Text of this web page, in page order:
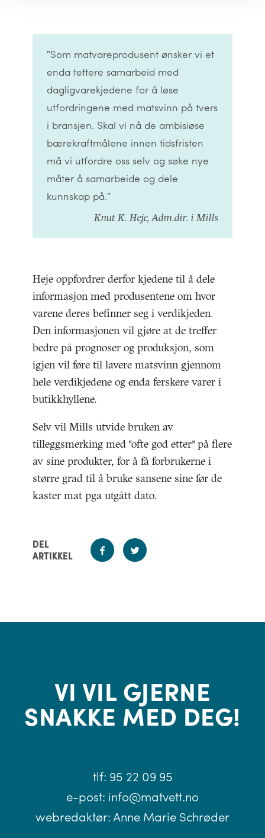
″Som matvareprodusent ønsker vi et
enda tettere samarbeid med
dagligvarekjedene for å løse
utfordringene med matsvinn på tvers
i bransjen. Skal vi nå de ambisiøse
bærekraftmålene innen tidsfristen
må vi utfordre oss selv og søke nye
måter å samarbeide og dele
kunnskap på.″
Knut K. Heje, Adm.dir. i Mills
Heje oppfordrer derfor kjedene til å dele
informasjon med produsentene om hvor
varene deres befinner seg i verdikjeden.
Den informasjonen vil gjøre at de treffer
bedre på prognoser og produksjon, som
igjen vil føre til lavere matsvinn gjennom
hele verdikjedene og enda ferskere varer i
butikkhyllene.
Selv vil Mills utvide bruken av
tilleggsmerking med "ofte god etter" på flere
av sine produkter, for å få forbrukerne i
større grad til å bruke sansene sine før de
kaster mat pga utgått dato.
DEL
ARTIKKEL
VI VIL GJERNE
SNAKKE MED DEG!
tlf: 95 22 09 95
e-post: info@matvett.no
webredaktør:Anne Marie Schrøder